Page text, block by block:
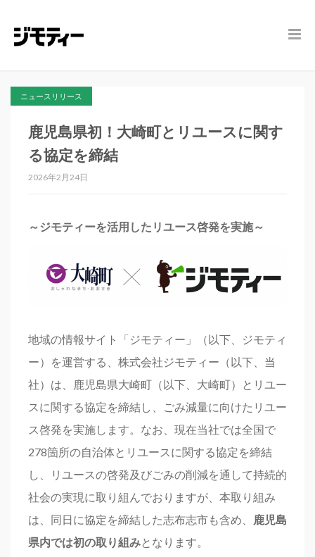
ニュースリリース
鹿児島県初！大崎町とリユースに関す
る協定を締結
2026年2月24日
～ジモティーを活用したリユース啓発を実施～
地域の情報サイト「ジモティー」（以下、ジモティ
ー）を運営する、株式会社ジモティー（以下、当
社）は、鹿児島県大崎町（以下、大崎町）とリユー
スに関する協定を締結し、ごみ減量に向けたリユー
ス啓発を実施します。なお、現在当社では全国で
278箇所の自治体とリユースに関する協定を締結
し、リユースの啓発及びごみの削減を通して持続的
社会の実現に取り組んでおりますが、本取り組み
は、同日に協定を締結した志布志市も含め、
鹿児島
県内では初の取り組みとなります。